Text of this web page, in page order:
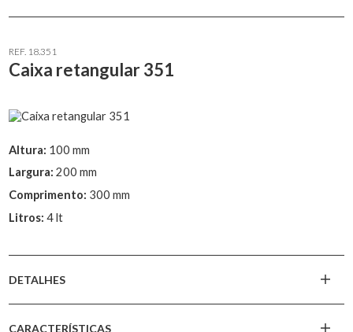
REF. 18.351
Caixa retangular 351
Altura: 100 mm
Largura: 200 mm
Comprimento: 300 mm
Litros: 4 lt
DETALHES
CARACTERÍSTICAS